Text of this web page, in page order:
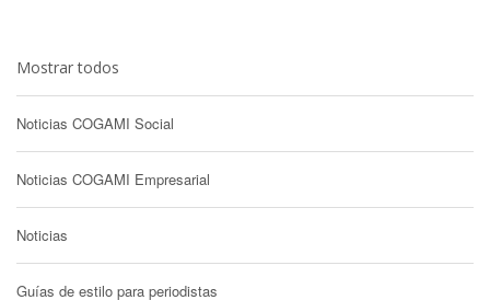
Mostrar todos
Noticias COGAMI Social
Noticias COGAMI Empresarial
Noticias
Guías de estilo para periodistas